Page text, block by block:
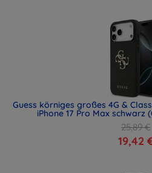
Guess körniges großes 4G &
iPhone 17 Pro Max schwarz
25,89 €
19,42